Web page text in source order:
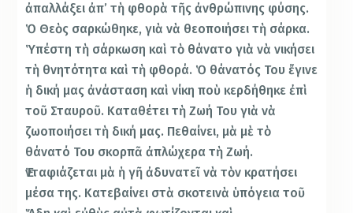
ἀπαλλάξει ἀπ’ τὴ φθορὰ τῆς ἀνθρώπινης φύσης.
Ὁ Θεὸς σαρκώθηκε, γιὰ νὰ θεοποιήσει τὴ σάρκα.
Ὑπέστη τὴ σάρκωση καὶ τὸ θάνατο γιὰ νὰ νικήσει
τὴ θνητότητα καὶ τὴ φθορά. Ὁ θάνατός Του ἔγινε
ἡ δική μας ἀνάσταση καὶ νίκη ποὺ κερδήθηκε ἐπὶ
τοῦ Σταυροῦ. Καταθέτει τὴ Ζωή Του γιὰ νὰ
ζωοποιήσει τὴ δική μας. Πεθαίνει, μὰ μὲ τὸ
θάνατό Του σκορπᾶ ἀπλώχερα τὴ Ζωή.
Ἐνταφιάζεται μὰ ἡ γῆ ἀδυνατεῖ νὰ τὸν κρατήσει
μέσα της. Κατεβαίνει στὰ σκοτεινὰ ὑπόγεια τοῦ